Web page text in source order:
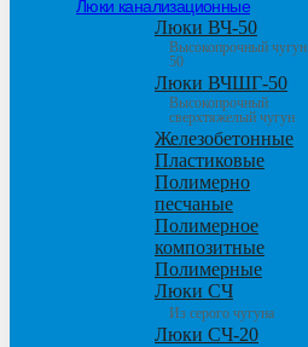
Люки канализационные
Люки ВЧ-50
Высокопрочный чугун
50
Люки ВЧШГ-50
Высокопрочный
сверхтяжелый чугун
Железобетонные
Пластиковые
Полимерно
песчаные
Полимерное
композитные
Полимерные
Люки СЧ
Из серого чугуна
Люки СЧ-20